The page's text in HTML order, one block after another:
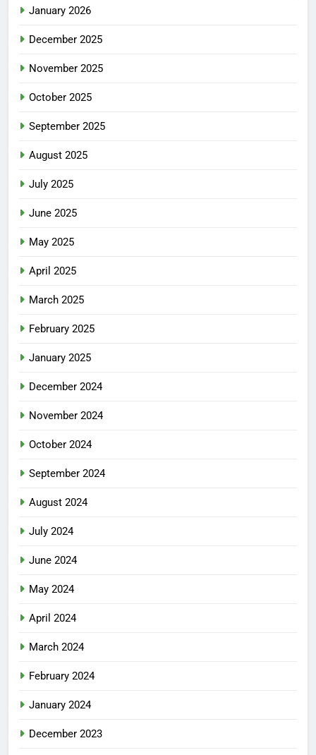
January 2026
December 2025
November 2025
October 2025
September 2025
August 2025
July 2025
June 2025
May 2025
April 2025
March 2025
February 2025
January 2025
December 2024
November 2024
October 2024
September 2024
August 2024
July 2024
June 2024
May 2024
April 2024
March 2024
February 2024
January 2024
December 2023